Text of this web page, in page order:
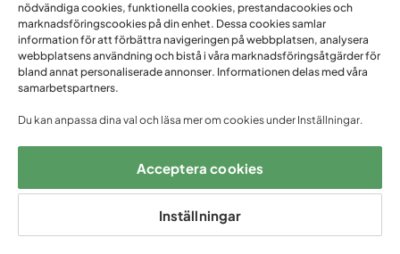
Vi finns i flera länder
Följ oss på:
nödvändiga cookies, funktionella cookies, prestandacookies och
marknadsföringscookies på din enhet. Dessa cookies samlar
information för att förbättra navigeringen på webbplatsen, analysera
webbplatsens användning och bistå i våra marknadsföringsåtgärder för
bland annat personaliserade annonser. Informationen delas med våra
samarbetspartners.
Du kan anpassa dina val och läsa mer om cookies under Inställningar.
Acceptera cookies
Inställningar